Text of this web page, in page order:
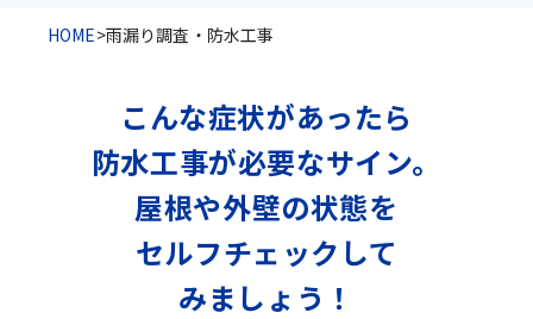
HOME>雨漏り調査・防水工事
こんな症状があったら
防水工事が必要なサイン。
屋根や外壁の状態を
セルフチェックして
みましょう！